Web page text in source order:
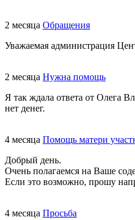
2 месяца Обращения
Уважаемая администрация
2 месяца Нужна помощь
Я так ждала ответа от Олега
нет денег.
4 месяца Помощь матери
Добрый день.
Очень полагаемся на Ваше
Если это возможно, прошу
4 месяца Просьба